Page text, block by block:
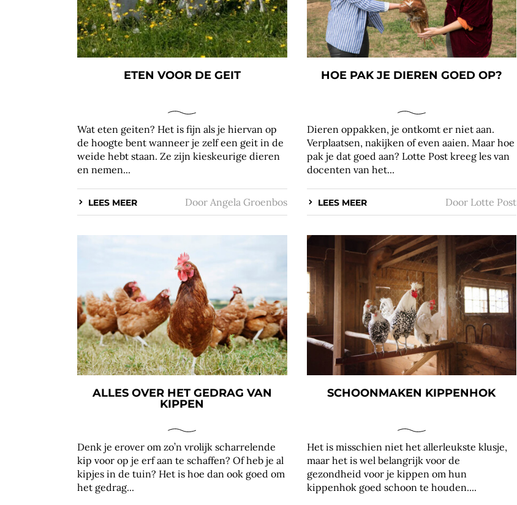
ETEN VOOR DE GEIT
Wat eten geiten? Het is fijn als je hiervan op
de hoogte bent wanneer je zelf een geit in de
weide hebt staan. Ze zijn kieskeurige dieren
en nemen...
LEES MEER Door Angela Groenbos
HOE PAK JE DIEREN GOED OP?
Dieren oppakken, je ontkomt er niet aan.
Verplaatsen, nakijken of even aaien. Maar hoe
pak je dat goed aan? Lotte Post kreeg les van
docenten van het...
LEES MEER Door Lotte Post
ALLES OVER HET GEDRAG VAN
KIPPEN
Denk je erover om zo’n vrolijk scharrelende
kip voor op je erf aan te schaffen? Of heb je al
kipjes in de tuin? Het is hoe dan ook goed om
het gedrag...
SCHOONMAKEN KIPPENHOK
Het is misschien niet het allerleukste klusje,
maar het is wel belangrijk voor de
gezondheid voor je kippen om hun
kippenhok goed schoon te houden....